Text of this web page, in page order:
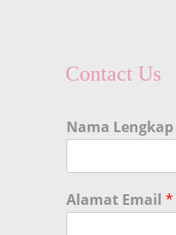
Contact Us
Nama Lengkap
Alamat Email *